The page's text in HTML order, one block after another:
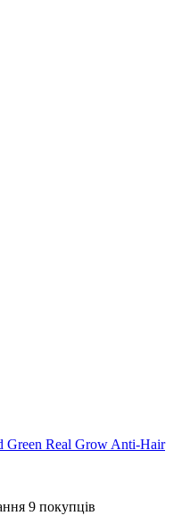
Green Real Grow Anti-Hair
9 покупців